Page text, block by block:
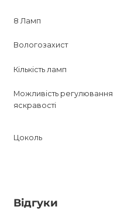
8 Ламп
Вологозахист
Кількість ламп
Можливість регулювання
яскравості
Цоколь
Відгуки